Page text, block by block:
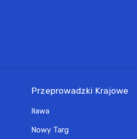
Przeprowadzki Krajowe
Iława
Nowy Targ